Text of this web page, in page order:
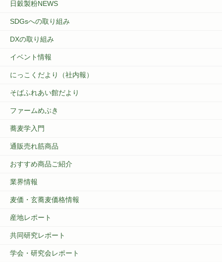
日穀製粉NEWS
SDGsへの取り組み
DXの取り組み
イベント情報
にっこくだより（社内報）
そばふれあい館だより
ファームめぶき
蕎麦学入門
通販売れ筋商品
おすすめ商品ご紹介
業界情報
麦価・玄蕎麦価格情報
産地レポート
共同研究レポート
学会・研究会レポート